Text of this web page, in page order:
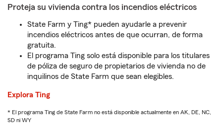
Proteja su vivienda contra los incendios eléctricos
State Farm y Ting* pueden ayudarle a prevenir
incendios eléctricos antes de que ocurran, de forma
gratuita.
El programa Ting solo está disponible para los titulares
de póliza de seguro de propietarios de vivienda no de
inquilinos de State Farm que sean elegibles.
Explora Ting
* El programa Ting de State Farm no está disponible actualmente en AK, DE, NC,
SD ni WY